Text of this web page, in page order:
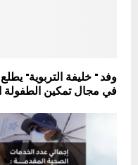
وفد " خليفة التربوية"
في مجال تمكين الطفولة